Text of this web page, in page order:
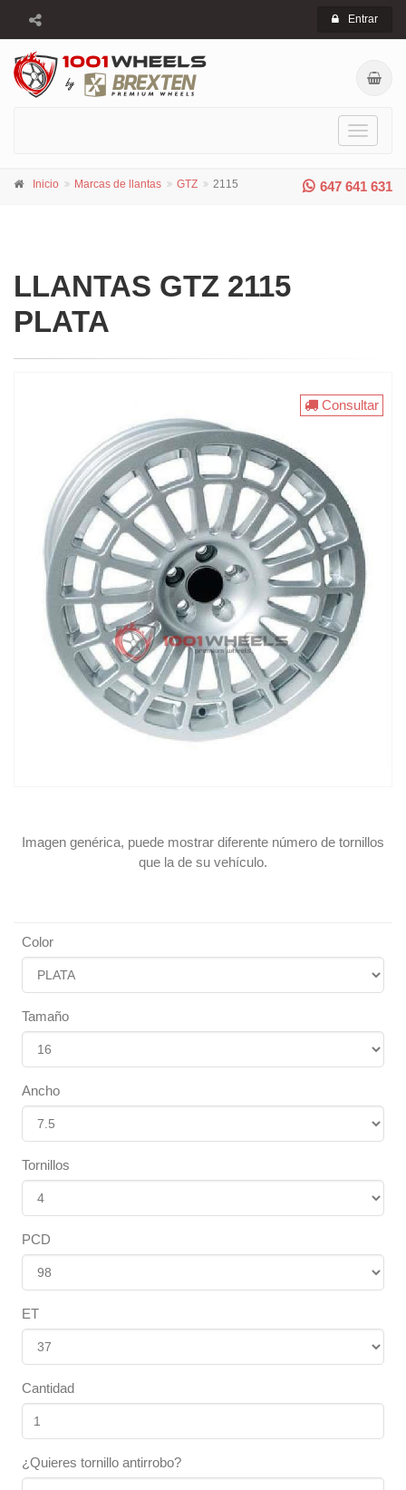
Entrar
Toggle
647 641 631
Inicio Marcas de llantas GTZ 2115
LLANTAS GTZ 2115
PLATA
Imagen genérica, puede mostrar diferente número de tornillos
que la de su vehículo.
Consultar
Color
Tamaño
Ancho
Tornillos
PCD
ET
Cantidad
¿Quieres tornillo antirrobo?